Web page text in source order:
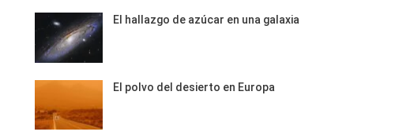
El hallazgo de azúcar en una galaxia
El polvo del desierto en Europa